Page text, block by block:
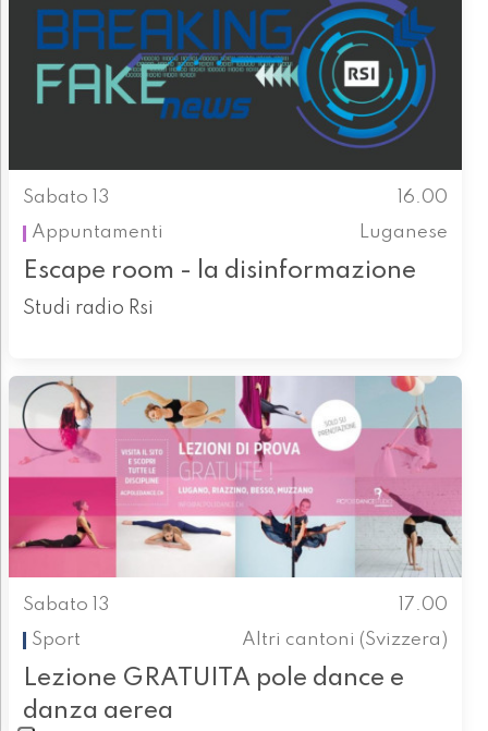
Sabato 13
16.00
Appuntamenti
Luganese
Escape room - la disinformazione
Studi radio Rsi
Sabato 13
17.00
Sport
Altri cantoni (Svizzera)
Lezione GRATUITA pole dance e
danza aerea